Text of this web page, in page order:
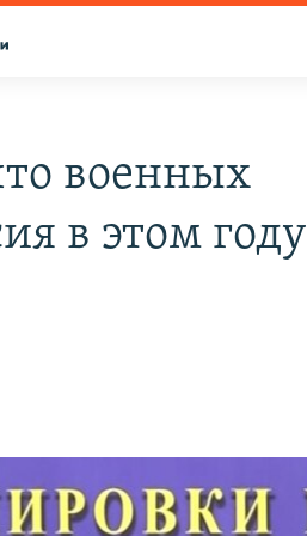
военных
в этом году